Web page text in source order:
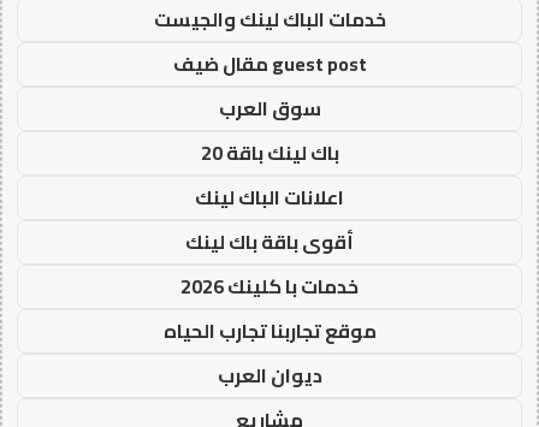
خدمات الباك لينك والجيست
guest post مقال ضيف
سوق العرب
باك لينك باقة 20
اعلانات الباك لينك
أقوى باقة باك لينك
خدمات با كلينك 2026
موقع تجاربنا تجارب الحياه
ديوان العرب